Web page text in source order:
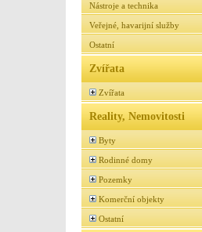
Nástroje a technika
Veřejné, havarijní služby
Ostatní
Zvířata
Zvířata
Reality, Nemovitosti
Byty
Rodinné domy
Pozemky
Komerční objekty
Ostatní